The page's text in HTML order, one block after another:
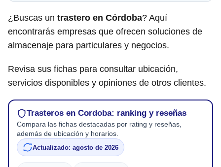
¿Buscas un trastero en Córdoba? Aquí
encontrarás empresas que ofrecen soluciones de
almacenaje para particulares y negocios.
Revisa sus fichas para consultar ubicación,
servicios disponibles y opiniones de otros clientes.
Trasteros en Cordoba: ranking y reseñas
Compara las fichas destacadas por rating y reseñas,
además de ubicación y horarios.
Actualizado: agosto de 2026